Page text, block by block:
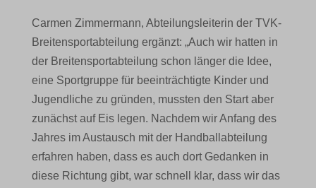
Carmen Zimmermann, Abteilungsleiterin der TVK-
Breitensportabteilung ergänzt: „Auch wir hatten in
der Breitensportabteilung schon länger die Idee,
eine Sportgruppe für beeinträchtigte Kinder und
Jugendliche zu gründen, mussten den Start aber
zunächst auf Eis legen. Nachdem wir Anfang des
Jahres im Austausch mit der Handballabteilung
erfahren haben, dass es auch dort Gedanken in
diese Richtung gibt, war schnell klar, dass wir das